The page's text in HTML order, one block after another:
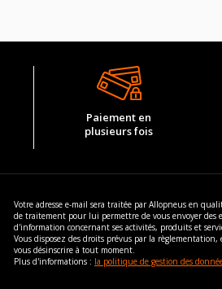
Paiement en
plusieurs fois
Votre adresse e-mail sera traitée par Allopneus en
de traitement pour lui permettre de vous envoyer des
d'information concernant ses activités, produits et
Vous disposez des droits prévus par la
vous désinscrire à tout moment.
Plus d'informations : la politique de gestion des